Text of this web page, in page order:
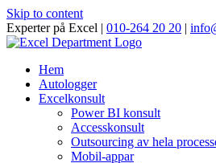
Skip to content
Experter på Excel | 010-264 20 20 |
Hem
Autologger
Excelkonsult
Power BI konsult
Accesskonsult
Outsourcing av hela
Mobil-appar